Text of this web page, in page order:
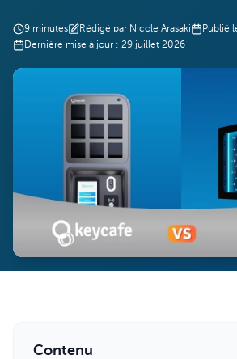
9 minutes Rédigé par Nicole Arasaki Publié
Dernière mise à jour : 29 juillet 2026
Contenu